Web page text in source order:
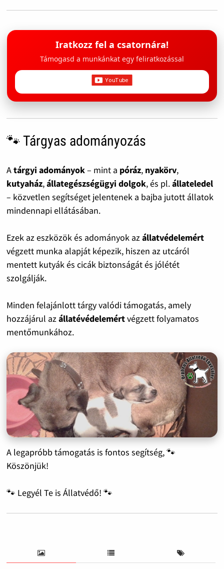
Iratkozz fel a csatornára!
Támogasd a munkánkat egy feliratkozással
🐾 Tárgyas adományozás
Atárgyi adományok– mint a póráz, nyakörv,
kutyaház,állategészségügyi dolgok, és pl.állateledel
– közvetlen segítséget jelentenek a bajba jutott állatok
mindennapi ellátásában.
Ezek az eszközök és adományok az állatvédelemért
végzett munka alapját képezik, hiszen az utcáról
mentett kutyák és cicák biztonságát és jólétét
szolgálják.
Minden felajánlott tárgy valódi támogatás, amely
hozzájárul az állatévédelemértvégzett folyamatos
mentőmunkához.
A legapróbb támogatás is fontos segítség, 🐾
Köszönjük!
🐾 Legyél Te is Állatvédő! 🐾